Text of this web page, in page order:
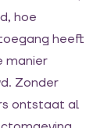
hoe
heeft
manier
Zonder
ontstaat al